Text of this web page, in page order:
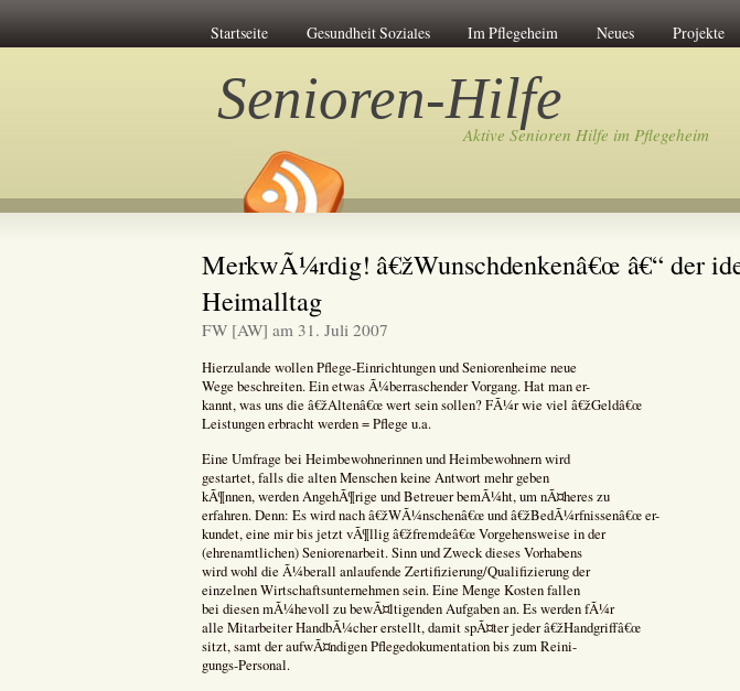
Startseite Gesundheit Soziales Im Pflegeheim Neues Projekte
Senioren-Hilfe
Aktive Senioren Hilfe im Pflegeheim
MerkwÃ¼rdig! â€žWunschdenkenâ€œ â€“ der
Heimalltag
FW [AW] am 31. Juli 2007
Hierzulande wollen Pflege-Einrichtungen und Seniorenheime neue
Wege beschreiten. Ein etwas Ã¼berraschender Vorgang. Hat man er-
kannt, was uns die â€žAltenâ€œ wert sein sollen? FÃ¼r wie viel â€žGeldâ€œ
Leistungen erbracht werden = Pflege u.a.
Eine Umfrage bei Heimbewohnerinnen und Heimbewohnern wird
gestartet, falls die alten Menschen keine Antwort mehr geben
kÃ¶nnen, werden AngehÃ¶rige und Betreuer bemÃ¼ht, um nÃ¤heres zu
erfahren. Denn: Es wird nach â€žWÃ¼nschenâ€œ und â€žBedÃ¼rfnissenâ€œ er-
kundet, eine mir bis jetzt vÃ¶llig â€žfremdeâ€œ Vorgehensweise in der
(ehrenamtlichen) Seniorenarbeit. Sinn und Zweck dieses Vorhabens
wird wohl die Ã¼berall anlaufende Zertifizierung/Qualifizierung der
einzelnen Wirtschaftsunternehmen sein. Eine Menge Kosten fallen
bei diesen mÃ¼hevoll zu bewÃ¤ltigenden Aufgaben an. Es werden fÃ¼r
alle Mitarbeiter HandbÃ¼cher erstellt, damit spÃ¤ter jeder â€žHandgriffâ€œ
sitzt, samt der aufwÃ¤ndigen Pflegedokumentation bis zum Reini-
gungs-Personal.